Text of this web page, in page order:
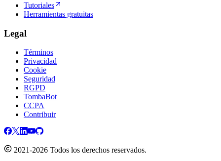
Tutoriales
Herramientas gratuitas
Legal
Términos
Privacidad
Cookie
Seguridad
RGPD
TombaBot
CCPA
Contribuir
2021-2026 Todos los derechos reservados.